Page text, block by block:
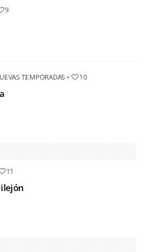
9
TEMPORADAS • 10
11